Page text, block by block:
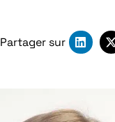
Partager sur